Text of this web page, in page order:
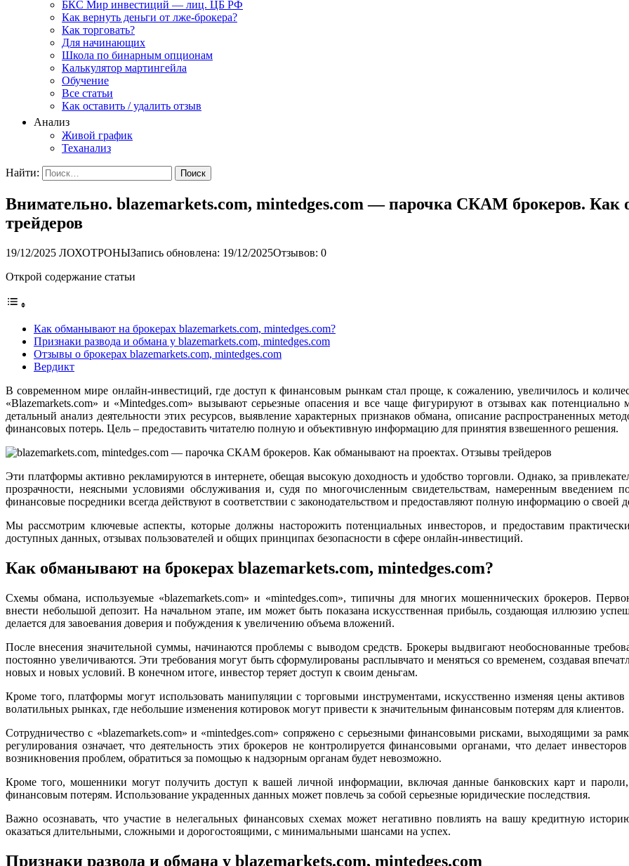
БКС Мир инвестиций — лиц. ЦБ РФ
Как вернуть деньги от лже-брокера?
Как торговать?
Для начинающих
Школа по бинарным опционам
Калькулятор мартингейла
Обучение
Все статьи
Как оставить / удалить отзыв
Анализ
Живой график
Теханализ
Найти:
Внимательно. blazemarkets.com, mintedges.com — парочка СКАМ брокеров.
трейдеров
19/12/2025 ЛОХОТРОНЫЗапись обновлена: 19/12/2025Отзывов: 0
Открой содержание статьи
Как обманывают на брокерах blazemarkets.com, mintedges.com?
Признаки развода и обмана у blazemarkets.com, mintedges.com
Отзывы о брокерах blazemarkets.com, mintedges.com
Вердикт
В современном мире онлайн-инвестиций, где доступ к финансовым рынкам стал проще, к сожалению, увеличилось и
«Blazemarkets.com» и «Mintedges.com» вызывают серьезные опасения и все чаще фигурируют в отзывах как потенциально
детальный анализ деятельности этих ресурсов, выявление характерных признаков обмана, описание распространенных
финансовых потерь. Цель – предоставить читателю полную и объективную информацию для принятия взвешенного решения.
Эти платформы активно рекламируются в интернете, обещая высокую доходность и удобство торговли. Однако, за
прозрачности, неясными условиями обслуживания и, судя по многочисленным свидетельствам, намеренным введением
финансовые посредники всегда действуют в соответствии с законодательством и предоставляют полную информацию о своей
Мы рассмотрим ключевые аспекты, которые должны насторожить потенциальных инвесторов, и предоставим
доступных данных, отзывах пользователей и общих принципах безопасности в сфере онлайн-инвестиций.
Как обманывают на брокерах blazemarkets.com, mintedges.com?
Схемы обмана, используемые «blazemarkets.com» и «mintedges.com», типичны для многих мошеннических брокеров.
внести небольшой депозит. На начальном этапе, им может быть показана искусственная прибыль, создающая иллюзию
делается для завоевания доверия и побуждения к увеличению объема вложений.
После внесения значительной суммы, начинаются проблемы с выводом средств. Брокеры выдвигают необоснованные
постоянно увеличиваются. Эти требования могут быть сформулированы расплывчато и меняться со временем, создавая
новых и новых условий. В конечном итоге, инвестор теряет доступ к своим деньгам.
Кроме того, платформы могут использовать манипуляции с торговыми инструментами, искусственно изменяя цены
волатильных рынках, где небольшие изменения котировок могут привести к значительным финансовым потерям для клиентов.
Сотрудничество с «blazemarkets.com» и «mintedges.com» сопряжено с серьезными финансовыми рисками, выходящими за
регулирования означает, что деятельность этих брокеров не контролируется финансовыми органами, что делает
возникновения проблем, обратиться за помощью к надзорным органам будет невозможно.
Кроме того, мошенники могут получить доступ к вашей личной информации, включая данные банковских карт и
финансовым потерям. Использование украденных данных может повлечь за собой серьезные юридические последствия.
Важно осознавать, что участие в нелегальных финансовых схемах может негативно повлиять на вашу кредитную
оказаться длительными, сложными и дорогостоящими, с минимальными шансами на успех.
Признаки развода и обмана у blazemarkets.com, mintedges.com